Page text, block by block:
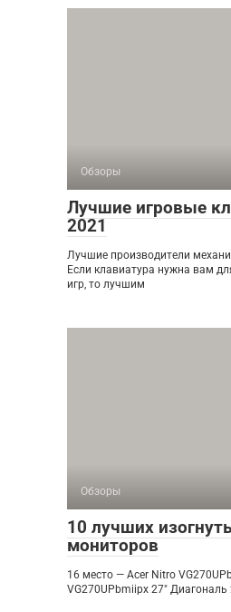
Обзоры
Лучшие игровые
2021
Лучшие производители
Если клавиатура нужна вам
игр, то лучшим
Обзоры
10 лучших
мониторов
16 место — Acer Nitro
VG270UPbmiipx 27″